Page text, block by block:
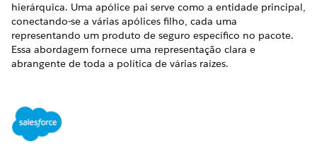
hierárquica. Uma apólice pai serve como a entidade principal,
conectando-se a várias apólices filho, cada uma
representando um produto de seguro específico no pacote.
Essa abordagem fornece uma representação clara e
abrangente de toda a política de várias raízes.
correspondentes para cada produto raiz na cotação.
Se uma política tiver sido originalmente emitida com